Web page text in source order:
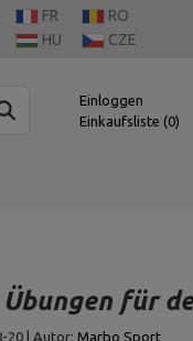
FR
RO
HU CZE
Einloggen
Einkaufsliste 0
für
20 | Autor: Marbo Sport